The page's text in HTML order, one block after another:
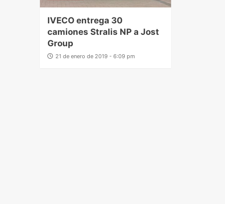
IVECO entrega 30
camiones Stralis NP a Jost
Group
21 de enero de 2019 - 6:09 pm